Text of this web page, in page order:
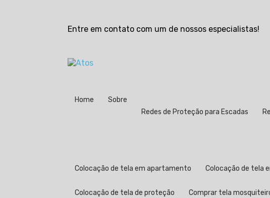
Entre em contato com um de nossos especialistas!
Home Sobre
Redes de Proteção para Escadas
Colocação de tela em apartamento Colocação de
Colocação de tela de proteção Comprar tela